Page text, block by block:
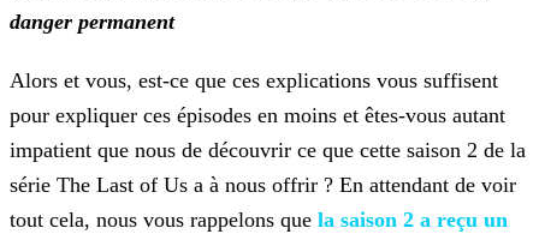
danger permanent
Alors et vous, est-ce que ces explications vous suffisent
pour expliquer ces épisodes en moins et êtes-vous autant
impatient que nous de découvrir ce que cette saison 2 de la
série The Last of Us a à nous offrir ? En attendant de voir
tout cela, nous vous rappelons que la saison 2 a reçu un